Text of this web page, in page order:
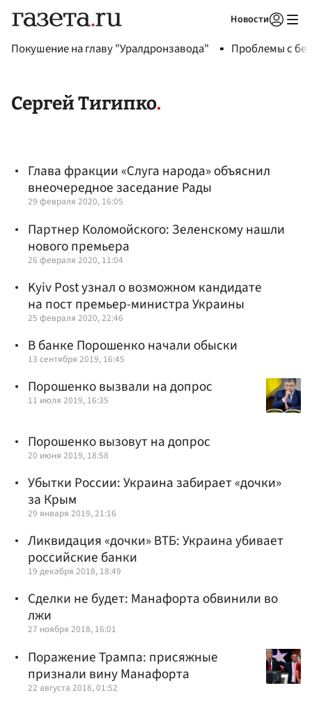
Новости
Покушение на главу "Уралдронзавода" Проблемы с
Сергей Тигипко
Глава фракции «Слуга народа» объяснил
внеочередное заседание Рады
29 февраля 2020, 16:05
Партнер Коломойского: Зеленскому нашли
нового премьера
26 февраля 2020, 11:04
Kyiv Post узнал о возможном кандидате
на пост премьер-министра Украины
25 февраля 2020, 22:46
В банке Порошенко начали обыски
13 сентября 2019, 16:45
Порошенко вызвали на допрос
11 июля 2019, 16:35
Порошенко вызовут на допрос
20 июня 2019, 18:58
Убытки России: Украина забирает «дочки»
за Крым
29 января 2019, 21:16
Ликвидация «дочки» ВТБ: Украина убивает
российские банки
19 декабря 2018, 18:49
Сделки не будет: Манафорта обвинили во
лжи
27 ноября 2018, 16:01
Поражение Трампа: присяжные
признали вину Манафорта
22 августа 2018, 01:52